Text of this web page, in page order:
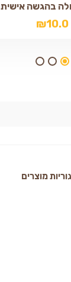
בהגשה אישית
₪10.0
מוצרים